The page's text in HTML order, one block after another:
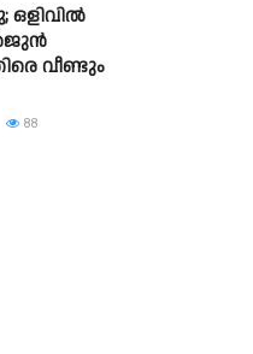
ഒളിവില്‍
വീണ്ടും
88